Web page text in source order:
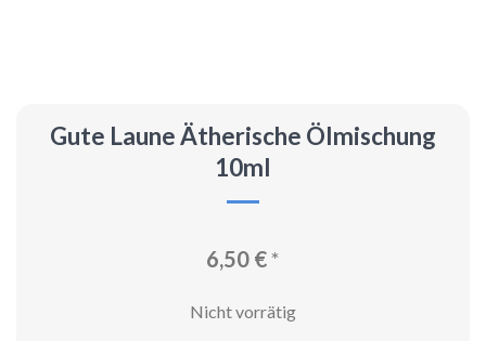
Gute Laune Ätherische Ölmischung
10ml
6,50 €*
Nicht vorrätig